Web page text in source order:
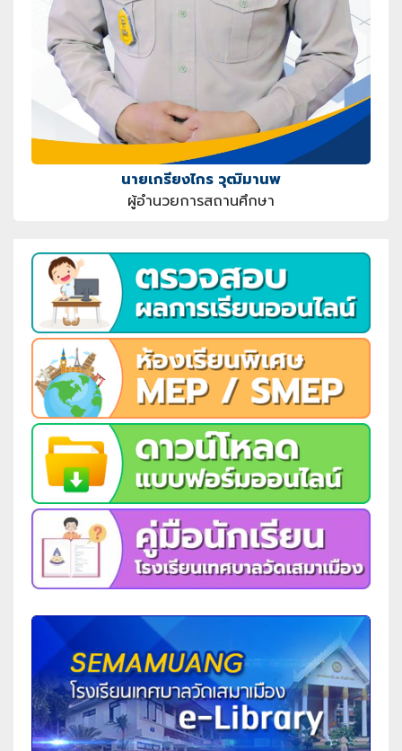
นายเกรียงไกร วุฒิมานพ
ผู้อำนวยการสถานศึกษา